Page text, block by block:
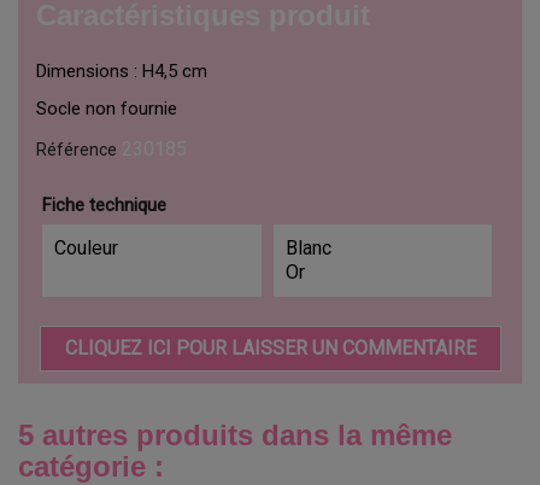
Dimensions : H4,5 cm
Socle non fournie
Référence
Fiche technique
Couleur
Blanc
Or
CLIQUEZ ICI POUR LAISSER UN COMMENTAIRE
5 autres produits dans la même
catégorie :